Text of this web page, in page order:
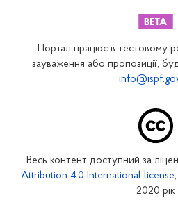
Закарпатське відділення
Запорізьке відділення
Кіровоградське відділення
Портал працює в тестовому
зауваження або пропозиції,
Весь контент доступний за
Attribution 4.0 International license
2020 рік